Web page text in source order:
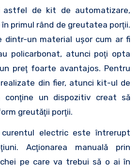
astfel de kit de automatizare,
primul rând de greutatea porţii.
dintr-un material uşor cum ar fi
policarbonat, atunci poţi opta
preţ foarte avantajos. Pentru
din fier, atunci kit-ul de
conţine un dispozitiv creat să
greutăţii porţii.
electric este întrerupt
Acţionarea manuală prin
pe care va trebui să o ai în